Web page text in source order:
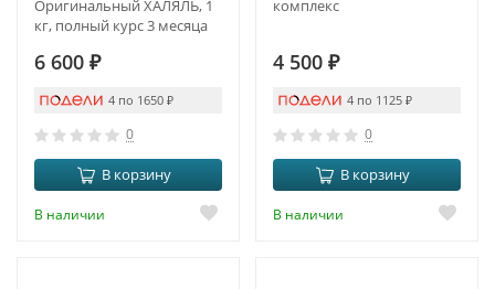
Оригинальный ХАЛЯЛЬ, 1
кг, полный курс 3 месяца
6 600 ₽
4 по 1650 ₽
0
В корзину
В наличии
комплекс
4 500 ₽
4 по 1125 ₽
0
В корзину
В наличии